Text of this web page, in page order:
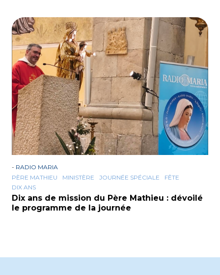
- RADIO MARIA
PÈRE MATHIEU
MINISTÈRE JOURNÉE SPÉCIALE
FÊTE
DIX ANS
Dix ans de mission du Père Mathieu : dévoilé
le programme de la journée